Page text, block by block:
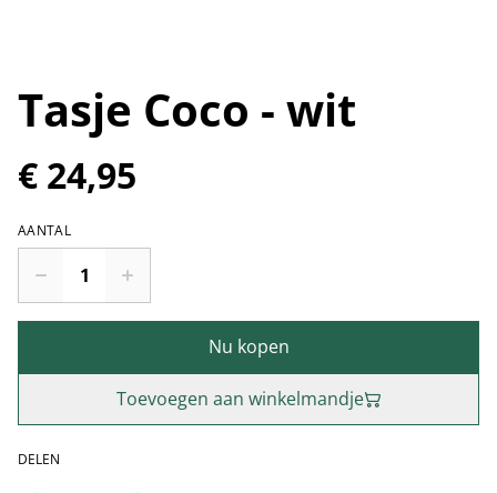
Tasje Coco - wit
€ 24,95
AANTAL
Nu kopen
Toevoegen aan winkelmandje
DELEN